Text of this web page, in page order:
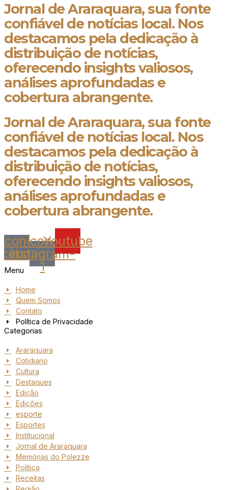
Jornal de Araraquara, sua fonte
confiável de notícias local. Nos
destacamos pela dedicação à
distribuição de notícias,
oferecendo insights valiosos,
análises aprofundadas e
cobertura abrangente.
Jornal de Araraquara, sua fonte
confiável de notícias local. Nos
destacamos pela dedicação à
distribuição de notícias,
oferecendo insights valiosos,
análises aprofundadas e
cobertura abrangente.
Icon-Icon-
instagram-
1
Youtube
Menu
Home
Quem Somos
Contato
Política de Privacidade
Categorias
Araraquara
Cotidiano
Cultura
Destaques
Edição
Edições
esporte
Esportes
Institucional
Jornal de Araraquara
Memórias do Polezze
Política
Receitas